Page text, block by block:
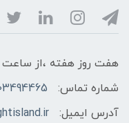
هفت روز هفته ،از ساعت ۹ الی ۲۲ پاسخگوی شما هستیم
شماره تماس:
آدرس ایمیل: